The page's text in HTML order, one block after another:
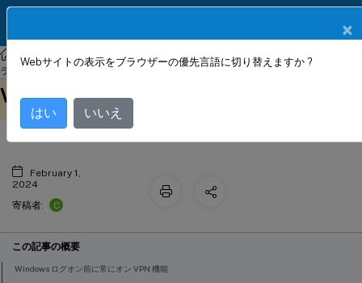
NetScaler Gateway Citrix Gateway 13.0
NetScaler Gateway アプ
ライアンスでのVPN構成
翻訳されています。
Windows ログオン前に常時接続の
VPN (正式には常時接続サービス)
February 1,
2024
寄稿者:
C
この記事の概要
Windows ログオン前に常にオン VPN 機能
×
Webサイトの表示をブラウザーの優先言語に切り替えますか ?
はい いいえ